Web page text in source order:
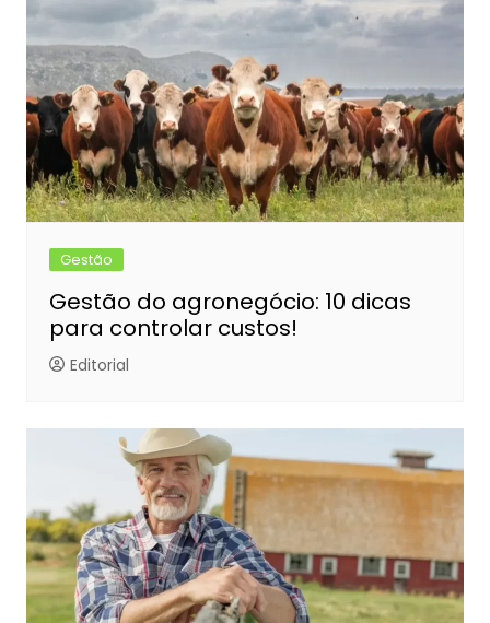
Gestão
Gestão do agronegócio: 10 dicas
para controlar custos!
Editorial